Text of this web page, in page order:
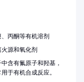
丙酮等有机溶剂
源和氧化剂
含有氟原子和羟基，
于有机合成反应。